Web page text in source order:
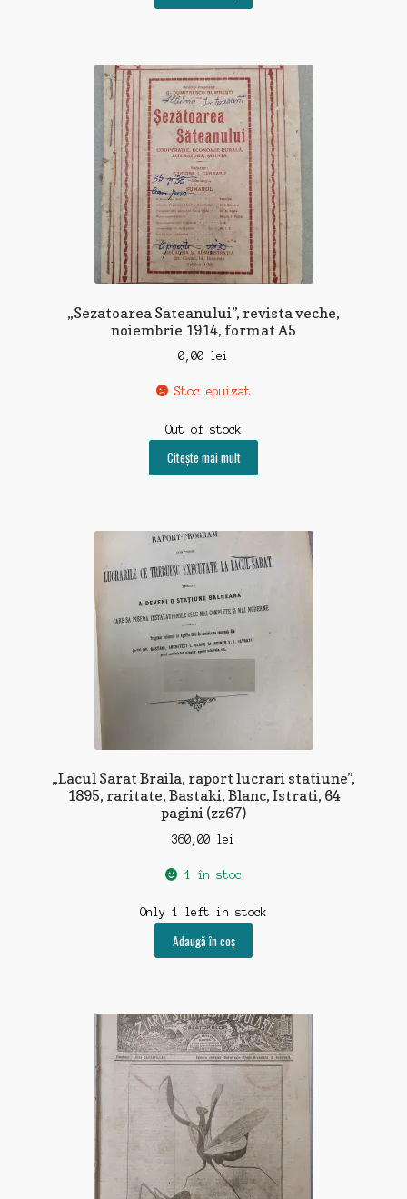
„Sezatoarea Sateanului”, revista veche,
noiembrie 1914, format A5
0,00 lei
Stoc epuizat
Out of stock
Citește mai mult
„Lacul Sarat Braila, raport lucrari statiune”,
1895, raritate, Bastaki, Blanc, Istrati, 64
pagini (zz67)
360,00 lei
1 în stoc
Only 1 left in stock
Adaugă în coș